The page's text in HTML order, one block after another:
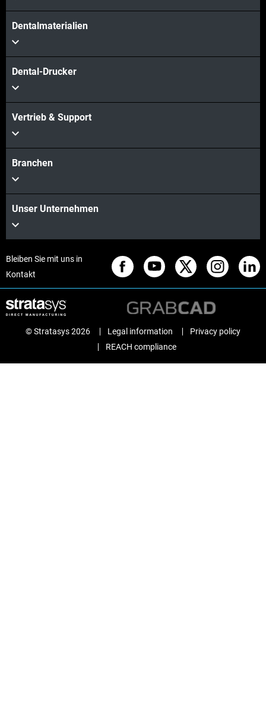
Dentalmaterialien
Dental-Drucker
Vertrieb & Support
Branchen
Unser Unternehmen
Bleiben Sie mit uns in
Kontakt
© Stratasys 2026 Legal information
Privacy policy
REACH compliance